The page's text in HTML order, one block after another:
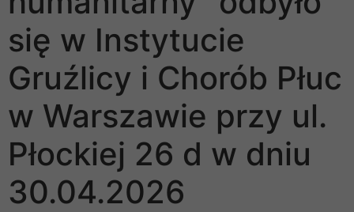
się w Instytucie
Gruźlicy i Chorób Płuc
w Warszawie przy ul.
Płockiej 26 d w dniu
30.04.2026